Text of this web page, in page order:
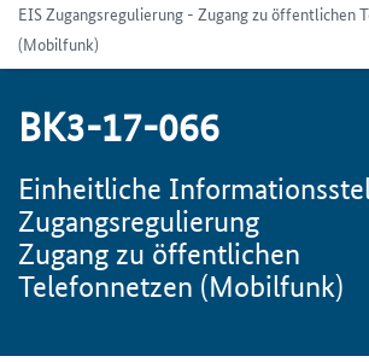
EIS Zugangsregulierung - Zugang zu öffentlichen
(Mobilfunk)
BK3-17-066
Einheitliche
Zugangsregulierung
Zugang zu öffentlichen
Telefonnetzen (Mobilfunk)